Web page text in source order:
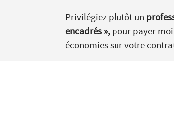
Privilégiez plutôt un
encadrés », pour payer
économies sur votre